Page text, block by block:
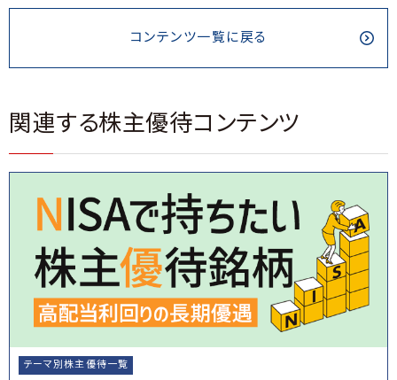
コンテンツ一覧に戻る
関連する株主優待コンテンツ
テーマ別株主優待一覧